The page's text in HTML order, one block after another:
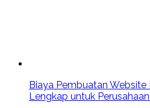
Biaya Pembuatan
Lengkap untuk